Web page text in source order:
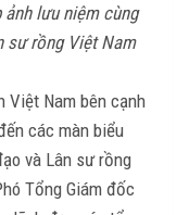
lưu niệm cùng
sư rồng Việt Nam
Việt Nam bên cạnh
các màn biểu
và Lân sư rồng
Tổng Giám đốc